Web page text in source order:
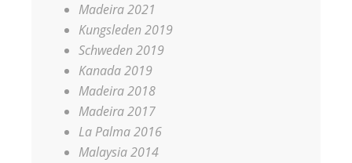
Madeira 2021
Kungsleden 2019
Schweden 2019
Kanada 2019
Madeira 2018
Madeira 2017
La Palma 2016
Malaysia 2014